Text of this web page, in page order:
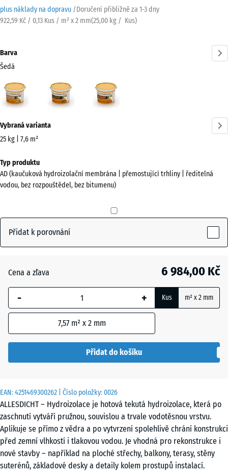
plus náklady na dopravu /Doručení přibližně za 1-3 dny
922,59 Kč / 0,13 Kus / m² x 2 mm(25,00 kg / Kus)
EAN:4251469300262 | Číslo položky:0026
ALLESDICHT – Hydroizolace je hotová tekutá hydroizolace, která po
zaschnutí vytváří pružnou, souvislou a trvale vodotěsnou vrstvu.
Aplikuje se přímo z vědra a po vytvrzení spolehlivě chrání konstrukci
před zemní vlhkostí i tlakovou vodou. Je vhodná pro rekonstrukce i
nové stavby – například na ploché střechy, balkony, terasy, stěny
suterénů, základové desky a detaily kolem prostupů instalací.
Barva
Šedá
(active)
informací
o
Zobrazit
paletu
Šedá(active)
Vybraná varianta
25 kg | 7,6 m²
pro
dopravu
385
Vybraný
rozměr s
modrým
ohraničením
pro výpočet
(pokud není
uvedeno
jinak).
25
kg
|
7,6
Typ produktu
AD (kaučuková hydroizolační membrána | přemostující trhliny | ředitelná
vodou, bez rozpouštědel, bez bitumenu)
Přidat k porovnání
Cena a zľava 6 984,00 Kč
- + Kus m² x 2 mm
7,57 m² x 2 mm
Přidat do košíku